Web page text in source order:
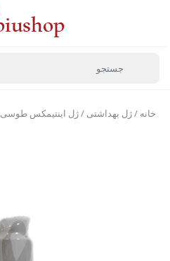
خانه /ژل بهداشتی / ژل اینتیمکس طوسی